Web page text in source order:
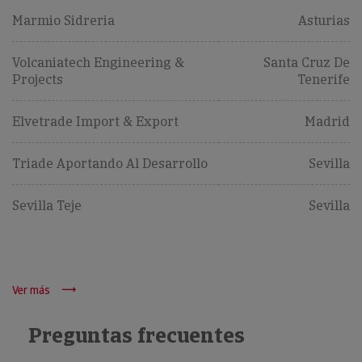
Marmio Sidreria Asturias
Volcaniatech Engineering &
Projects
Santa Cruz De
Tenerife
Elvetrade Import & Export Madrid
Triade Aportando Al Desarrollo Sevilla
Sevilla Teje Sevilla
Ver más
Preguntas frecuentes